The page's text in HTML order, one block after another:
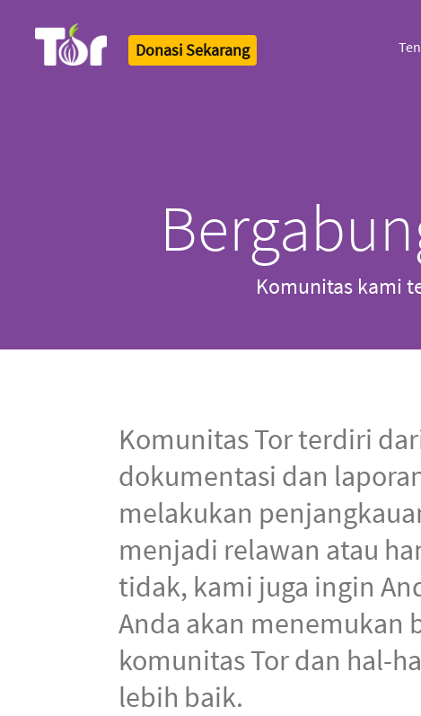
Donasi Sekarang
Komunitas kami
Komunitas Tor terdiri
dokumentasi dan
melakukan
menjadi relawan atau
tidak, kami juga ingin
Anda akan menemukan
komunitas Tor dan hal-
lebih baik.